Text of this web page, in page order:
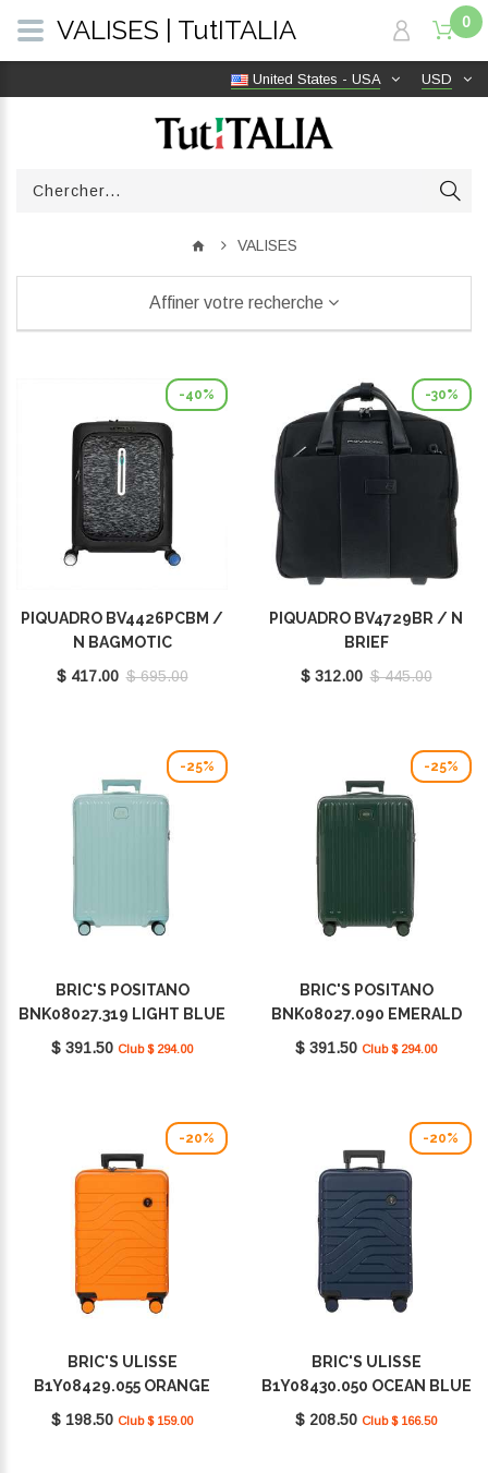
USD
United States - USA
0
VALISES
Affiner votre recherche
-40%
PIQUADRO BV4426PCBM /
N BAGMOTIC
$ 417.00 $ 695.00
-30%
PIQUADRO BV4729BR / N
BRIEF
$ 312.00 $ 445.00
-25%
BRIC'S POSITANO
BNK08027.319 LIGHT BLUE
$ 391.50 Club $ 294.00
-25%
BRIC'S POSITANO
BNK08027.090 EMERALD
GREEN
$ 391.50 Club $ 294.00
-20%
BRIC'S ULISSE
B1Y08429.055 ORANGE
$ 198.50 Club $ 159.00
-20%
BRIC'S ULISSE
B1Y08430.050 OCEAN BLUE
$ 208.50 Club $ 166.50
VALISES | TutITALIA